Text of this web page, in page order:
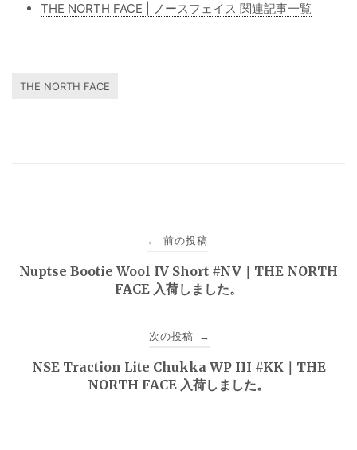
THE NORTH FACE | ノースフェイス 関連記事一覧
THE NORTH FACE
稿
← 前の投稿
Nuptse Bootie Wool IV Short #NV｜THE NORTH
FACE 入荷しました。
次の投稿 →
NSE Traction Lite Chukka WP III #KK｜THE
NORTH FACE 入荷しました。